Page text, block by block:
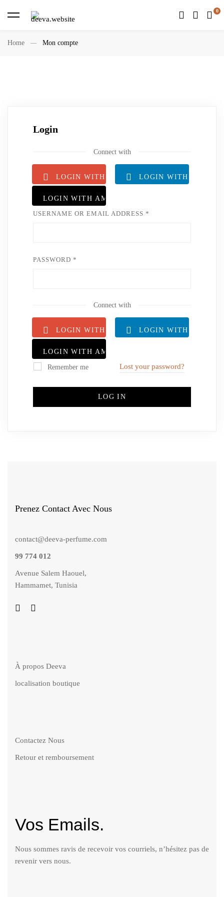
Home Mon compte
Login
Connect with
LOGIN WITH GOOGLELOGIN WITH
LOGIN WITH AMAZON
USERNAME OR EMAIL ADDRESS *
PASSWORD *
Connect with
LOGIN WITH GOOGLELOGIN WITH
LOGIN WITH AMAZON
Remember me Lost your password?
LOG IN
Prenez Contact Avec Nous
contact@deeva-perfume.com
99 774 012
Avenue Salem Haouel,
Hammamet, Tunisia
À propos Deeva
localisation boutique
Contactez Nous
Retour et remboursement
Vos Emails.
Nous sommes ravis de recevoir vos courriels, n’hésitez pas de
revenir vers nous.